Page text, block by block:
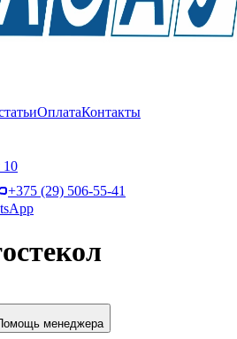
ОплатаКонтакты
10
+375 (29) 506-55-41
менеджера